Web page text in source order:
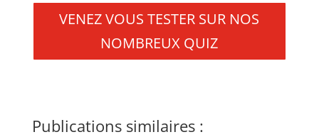
VENEZ VOUS TESTER SUR NOS
NOMBREUX QUIZ
Publications similaires :